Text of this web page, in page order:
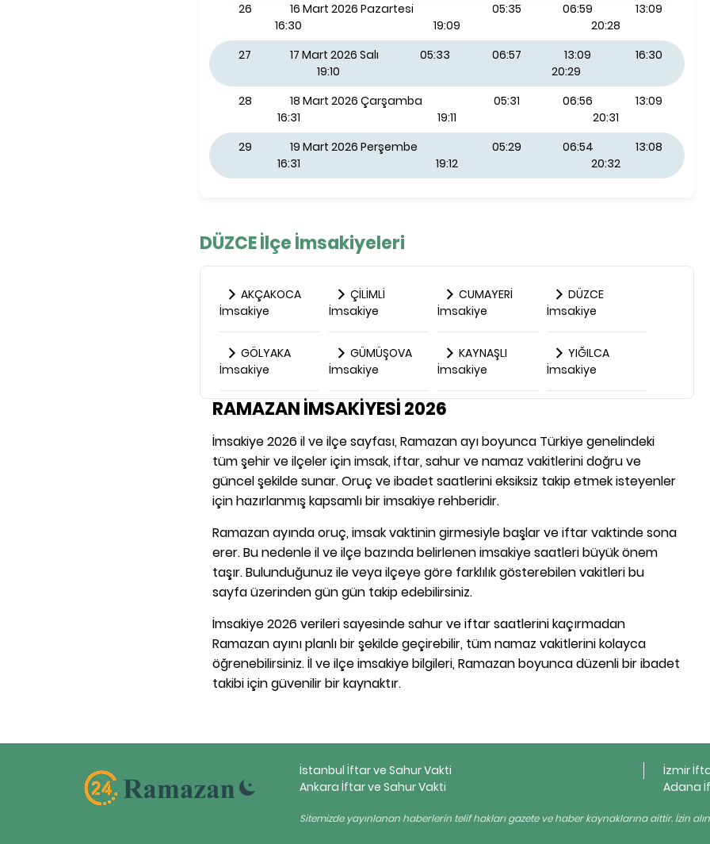
26
16 Mart 2026 Pazartesi 05:35 06:59
13:09
16:30
19:09
20:28
27
17 Mart 2026 Salı 05:33 06:57 13:09
16:30
19:10
20:29
28
18 Mart 2026 Çarşamba 05:31 06:56
13:09
16:31
19:11
20:31
29
19 Mart 2026 Perşembe 05:29 06:54
13:08
16:31
19:12 20:32
DÜZCE İlçe İmsakiyeleri
AKÇAKOCA
İmsakiye
ÇİLİMLİ
İmsakiye
CUMAYERİ
İmsakiye
DÜZCE
İmsakiye
GÖLYAKA
İmsakiye
GÜMÜŞOVA
İmsakiye
KAYNAŞLI
İmsakiye
YIĞILCA
İmsakiye
RAMAZAN İMSAKİYESİ 2026
İmsakiye 2026 il ve ilçe sayfası, Ramazan ayı boyunca Türkiye genelindeki
tüm şehir ve ilçeler için imsak, iftar, sahur ve namaz vakitlerini doğru ve
güncel şekilde sunar. Oruç ve ibadet saatlerini eksiksiz takip etmek isteyenler
için hazırlanmış kapsamlı bir imsakiye rehberidir.
Ramazan ayında oruç, imsak vaktinin girmesiyle başlar ve iftar vaktinde sona
erer. Bu nedenle il ve ilçe bazında belirlenen imsakiye saatleri büyük önem
taşır. Bulunduğunuz ile veya ilçeye göre farklılık gösterebilen vakitleri bu
sayfa üzerinden gün gün takip edebilirsiniz.
İmsakiye 2026 verileri sayesinde sahur ve iftar saatlerini kaçırmadan
Ramazan ayını planlı bir şekilde geçirebilir, tüm namaz vakitlerini kolayca
öğrenebilirsiniz. İl ve ilçe imsakiye bilgileri, Ramazan boyunca düzenli bir ibadet
takibi için güvenilir bir kaynaktır.
İstanbul İftar ve Sahur Vakti
Ankara İftar ve Sahur Vakti
İzmir
Adana
Sitemizde yayınlanan haberlerin telif hakları gazete ve haber kaynaklarına aittir. İzin